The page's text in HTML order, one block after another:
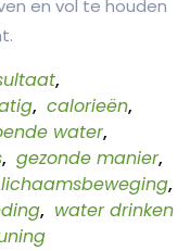
en vol te houden
,
, calorieën,
water,
, gezonde manier,
lichaamsbeweging,
, water drinken